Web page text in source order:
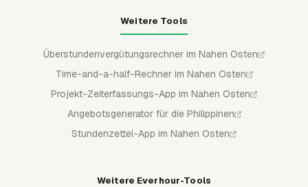
Weitere Tools
Überstundenvergütungsrechner im Nahen Osten
Time-and-a-half-Rechner im Nahen Osten
Projekt-Zeiterfassungs-App im Nahen Osten
Angebotsgenerator für die Philippinen
Stundenzettel-App im Nahen Osten
Weitere Everhour-Tools